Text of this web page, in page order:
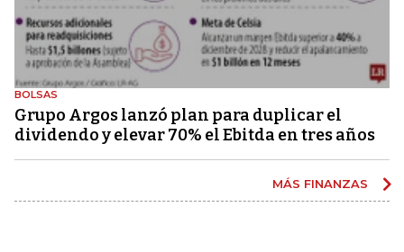
BOLSAS
Grupo Argos lanzó plan para duplicar el
dividendo y elevar 70% el Ebitda en tres años
MÁS FINANZAS